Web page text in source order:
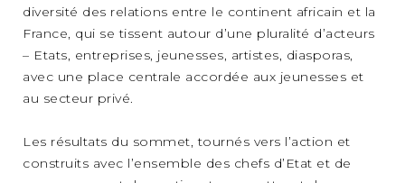
diversité des relations entre le continent africain et la
France, qui se tissent autour d’une pluralité d’acteurs
– Etats, entreprises, jeunesses, artistes, diasporas,
avec une place centrale accordée aux jeunesses et
au secteur privé.
Les résultats du sommet, tournés vers l’action et
construits avec l’ensemble des chefs d’Etat et de